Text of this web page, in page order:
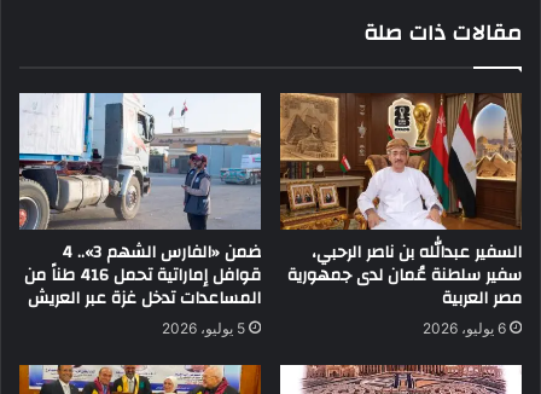
مقالات ذات صلة
السفير عبدالله بن ناصر الرحبي،
سفير سلطنة عُمان لدى جمهورية
مصر العربية
6 يوليو، 2026
ضمن «الفارس الشهم 3».. 4
قوافل إماراتية تحمل 416 طناً من
المساعدات تدخل غزة عبر العريش
5 يوليو، 2026